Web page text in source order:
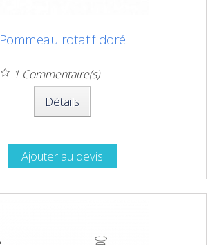
Pommeau rotatif doré
1 Commentaire(s)
Détails
Ajouter au devis